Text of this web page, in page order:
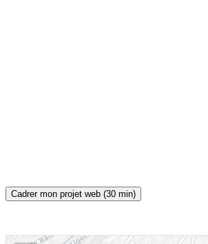
Cadrer mon projet web (30 min)